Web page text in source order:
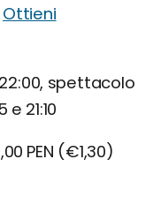
Ottieni
spettacolo
21:10
PEN (€1,30)